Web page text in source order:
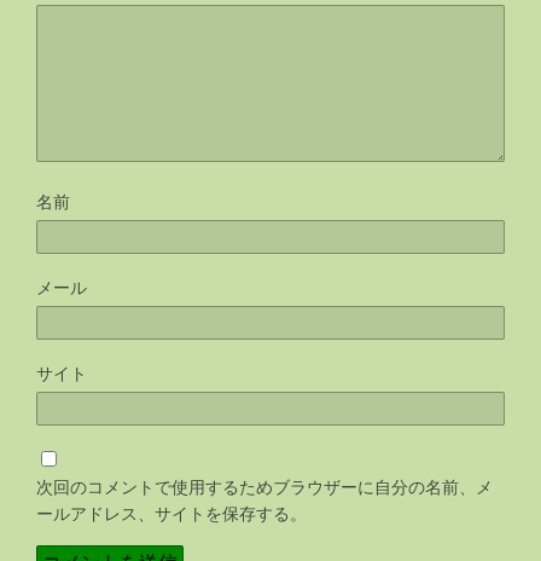
名前
メール
サイト
次回のコメントで使用するためブラウザーに自分の名前、メ
ールアドレス、サイトを保存する。